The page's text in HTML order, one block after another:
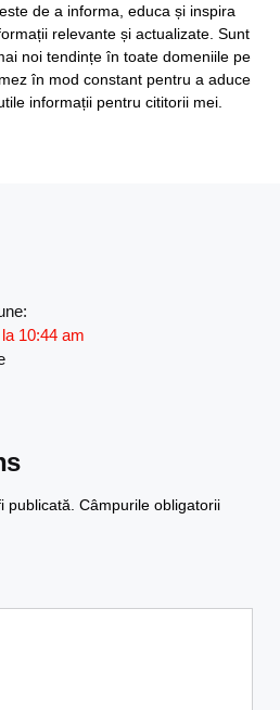
de a informa, educa și inspira
relevante și actualizate. Sunt
noi tendințe în toate domeniile pe
în mod constant pentru a aduce
informații pentru cititorii mei.
10:44 am
publicată. Câmpurile obligatorii